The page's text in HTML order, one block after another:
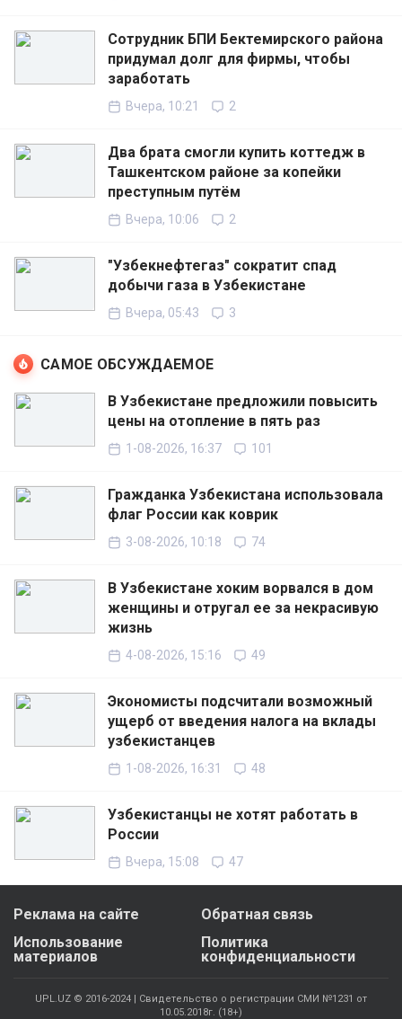
Сотрудник БПИ Бектемирского района
придумал долг для фирмы, чтобы
заработать
Вчера, 10:21 2
Два брата смогли купить коттедж в
Ташкентском районе за копейки
преступным путём
Вчера, 10:06 2
"Узбекнефтегаз" сократит спад
добычи газа в Узбекистане
Вчера, 05:43 3
САМОЕ ОБСУЖДАЕМОЕ
В Узбекистане предложили повысить
цены на отопление в пять раз
1-08-2026, 16:37 101
Гражданка Узбекистана использовала
флаг России как коврик
3-08-2026, 10:18 74
В Узбекистане хоким ворвался в дом
женщины и отругал ее за некрасивую
жизнь
4-08-2026, 15:16 49
Экономисты подсчитали возможный
ущерб от введения налога на вклады
узбекистанцев
1-08-2026, 16:31 48
Узбекистанцы не хотят работать в
России
Вчера, 15:08 47
Реклама на сайте
Обратная связь
Использование
материалов
Политика
конфиденциальности
UPL.UZ © 2016-2024 | Свидетельство о регистрации СМИ №1231 от
10.05.2018г. (18+)